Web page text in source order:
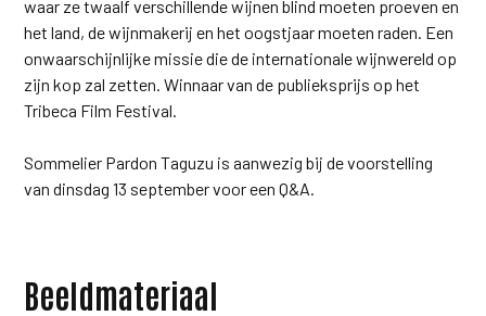
waar ze twaalf verschillende wijnen blind moeten proeven en
het land, de wijnmakerij en het oogstjaar moeten raden. Een
onwaarschijnlijke missie die de internationale wijnwereld op
zijn kop zal zetten. Winnaar van de publieksprijs op het
Tribeca Film Festival.
Sommelier Pardon Taguzu is aanwezig bij de voorstelling
van dinsdag 13 september voor een Q&A.
Beeldmateriaal